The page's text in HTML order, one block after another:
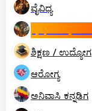
ವೈವಿಧ್ಯ
ಶಿಕ್ಷಣ / ಉದ್ಯೋಗ
ಆರೋಗ್ಯ
ಅನಿವಾಸಿ ಕನ್ನಡಿಗ